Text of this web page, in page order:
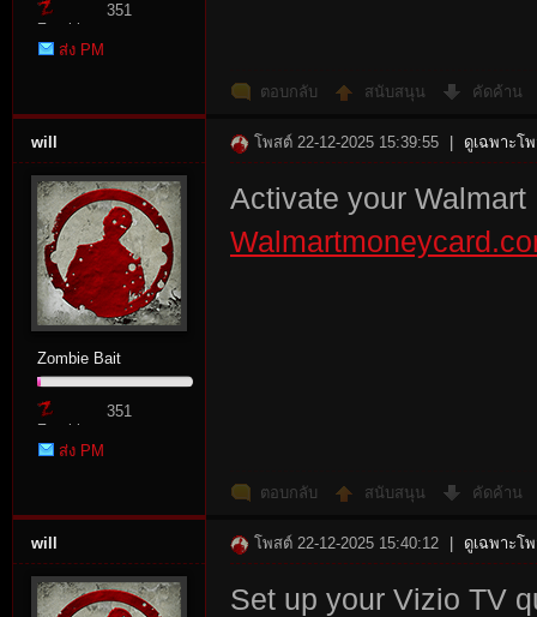
Zombie
Point
351
ส่ง PM
ตอบกลับ สนับสนุน คัดค้าน
will
Zombie Bait
Zombie
Point
351
ส่ง PM
โพสต์ 22-12-2025 15:39:55 ดูเฉพาะโ
Activate your
ตอบกลับ สนับสนุน คัดค้าน
will โพสต์ 22-12-2025 15:40:12 ดูเฉพาะโ
Set up your Vizio TV